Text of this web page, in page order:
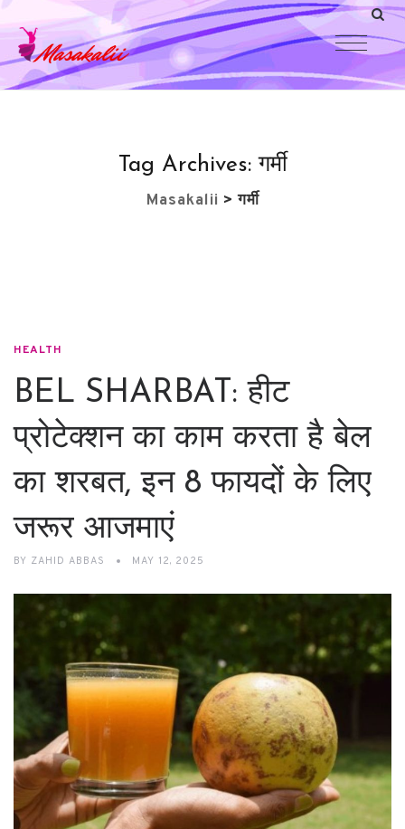
Tag Archives:गर्मी
Masakalii >गर्मी
HEALTH
BEL SHARBAT: हीट
प्रोटेक्शन का काम करता है बेल
का शरबत, इन 8 फायदों के लिए
जरूर आजमाएं
BY ZAHID ABBAS MAY 12, 2025